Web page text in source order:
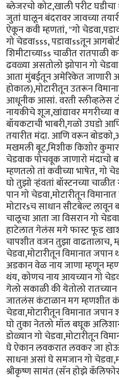
ब्लेजरचो कोट,खाली परीट
जुतां घालून बंदरावर जावच्या
ऐकून कवी म्हणतां, "गो
गो चेडवाsss, पडावाssतून
शिमीटाच्याss चाळीत रातपाळी
ढवळ्या असतोलो झोपान गो
आता मुंबईतून अमेरिकेत जाणारी
होकाल),मोटारीतून उतरून
आधूनीक आसां. वरती स्लीव्हलेस
नायकीचे शूज,खांद्यावर मगरीच्या
बॉयकटाची भाबरी,गळो उघडो
तयारीत मंदा. आणि वरून
मखमली बूट,मिशीक किशोर
चेडवाक पोचवूक जाणारो मंदाचो
म्हणतलो तां कवीच्या भाषेत, गो
घो तुझो र्‍हंवतां बॉस्टनच्या
पान गो चेडवा,मोटारीतून
मोटारsच साधान सीटबेल्ट लावून
चालूचा आता जा विसरान गो
हाटेलात गेलंस मगे फास्ट फूड
चापशीत वजन तुझा वाढतालाच,
चेडवा,मोटारीतून विमानात
अडकान वेळ नाय जाणा म्हणून
थंय, कोणच नाय आयच्यान गो
गेलो सकाळी की येतोलो
जातलंस कंटाळान मग म्हणशीत
चेडवा,मोटारीतून विमानात
घो तुका नेतलो मॉल बघूक
डोळ्यान गो चेडवा,मोटारीतून
घे ऐकान लवकरात लवकर जा
साधन! असां घे समजान गो
श्रीकृष्ण सामंत (सॅन होझे